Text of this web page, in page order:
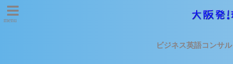
menu
ビジネス英語コンサル